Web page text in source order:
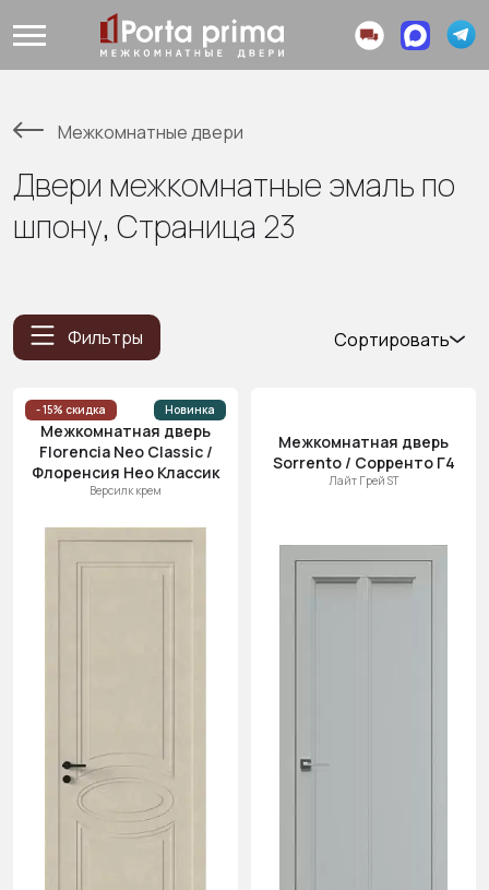
Межкомнатные двери
Двери межкомнатные эмаль по
шпону, Страница 23
Фильтры
Сортировать
(возр.)
Цена (убыв.)
Cначала
скидки
- 15% скидка Новинка
Межкомнатная дверь
Florencia Neo Classic /
Флоренсия Нео Классик
Версилк крем
Межкомнатная дверь
Sorrento / Сорренто Г4
Лайт Грей ST